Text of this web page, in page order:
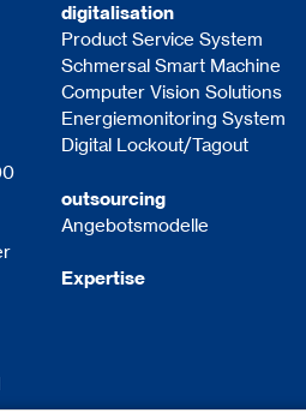
digitalisation
Product Service System
Schmersal Smart Machine
Computer Vision Solutions
Energiemonitoring System
Digital Lockout/Tagout
outsourcing
Angebotsmodelle
Expertise